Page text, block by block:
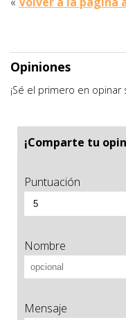
Opiniones
¡Sé el primero en
¡Comparte tu
Puntuación
Nombre
Mensaje